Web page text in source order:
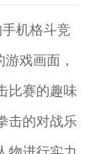
机格斗竞
戏画面，
比赛的趣味
击的对战乐